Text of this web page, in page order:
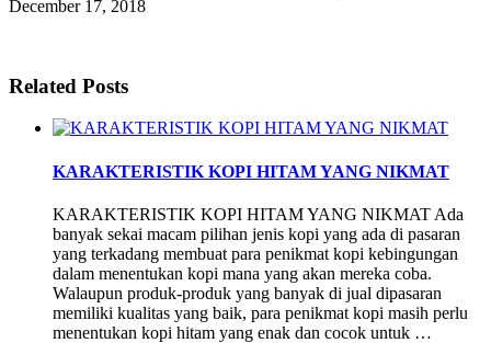
December 17, 2018
Related Posts
KARAKTERISTIK KOPI HITAM YANG NIKMAT
KARAKTERISTIK KOPI HITAM YANG NIKMAT Ada
banyak sekai macam pilihan jenis kopi yang ada di pasaran
yang terkadang membuat para penikmat kopi kebingungan
dalam menentukan kopi mana yang akan mereka coba.
Walaupun produk-produk yang banyak di jual dipasaran
memiliki kualitas yang baik, para penikmat kopi masih perlu
menentukan kopi hitam yang enak dan cocok untuk …